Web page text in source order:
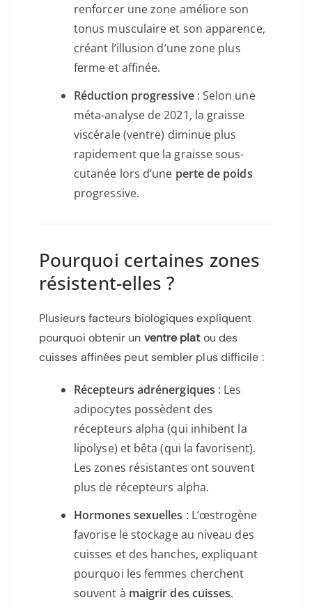
renforcer une zone améliore son
tonus musculaire et son apparence,
créant l’illusion d’une zone plus
ferme et affinée.
Réduction progressive: Selon une
méta-analyse de 2021, la graisse
viscérale (ventre) diminue plus
rapidement que la graisse sous-
cutanée lors d’une perte de poids
progressive.
Pourquoi certaines zones
résistent-elles ?
Plusieurs facteurs biologiques expliquent
pourquoi obtenir un ventre platou des
cuisses affinées peut sembler plus difficile :
Récepteurs adrénergiques : Les
adipocytes possèdent des
récepteurs alpha (qui inhibent la
lipolyse) et bêta (qui la favorisent).
Les zones résistantes ont souvent
plus de récepteurs alpha.
Hormones sexuelles : L’œstrogène
favorise le stockage au niveau des
cuisses et des hanches, expliquant
pourquoi les femmes cherchent
souvent à maigrir des cuisses.